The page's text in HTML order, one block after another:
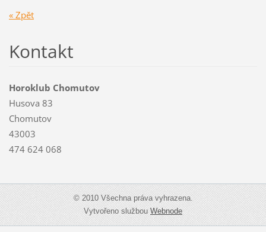
« Zpět
Kontakt
Horoklub Chomutov
Husova 83
Chomutov
43003
474 624 068
© 2010 Všechna práva vyhrazena.
Vytvořeno službouWebnode